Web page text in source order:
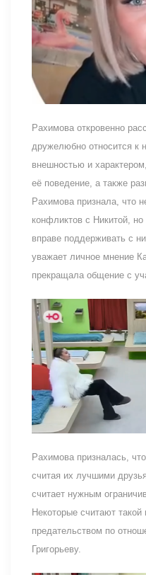
Рахимова откровенно
дружелюбно относится к
внешностью и
её поведение, а также
Рахимова признала, что
конфликтов с Никитой,
вправе поддерживать с
уважает личное мнение
прекращала общение с
Рахимова призналась,
считая их лучшими
считает нужным
Некоторые считают
предательством по
Григорьеву.